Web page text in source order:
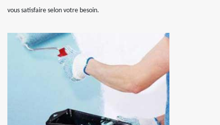
vous satisfaire selon votre besoin.